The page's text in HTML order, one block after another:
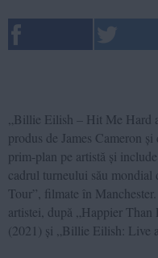
„Billie Eilish – Hit Me Hard
produs de James Cameron
prim-plan pe artistă și
cadrul turneului său
Tour”, filmate în
artistei, după „Happier
(2021) și „Billie Eilish: Live